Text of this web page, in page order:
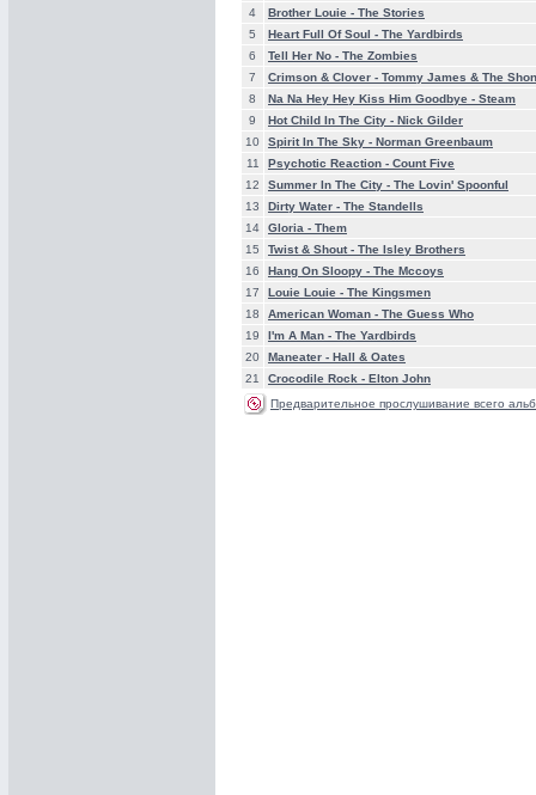
4
Brother Louie - The Stories
5
Heart Full Of Soul - The Yardbirds
6
Tell Her No - The Zombies
7
Crimson & Clover - Tommy James & The
8
Na Na Hey Hey Kiss Him Goodbye - Steam
9
Hot Child In The City - Nick Gilder
10
Spirit In The Sky - Norman Greenbaum
11
Psychotic Reaction - Count Five
12
Summer In The City - The Lovin' Spoonful
13
Dirty Water - The Standells
14
Gloria - Them
15
Twist & Shout - The Isley Brothers
16
Hang On Sloopy - The Mccoys
17
Louie Louie - The Kingsmen
18
American Woman - The Guess Who
19
I'm A Man - The Yardbirds
20
Maneater - Hall & Oates
21
Crocodile Rock - Elton John
Предварительное прослушивание всего